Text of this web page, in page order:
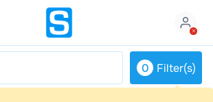
0 Filter(s)